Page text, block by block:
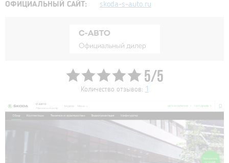
ОФИЦИАЛЬНЫЙ САЙТ:
skoda-s-auto.ru
5/5
Количество отзывов: 1